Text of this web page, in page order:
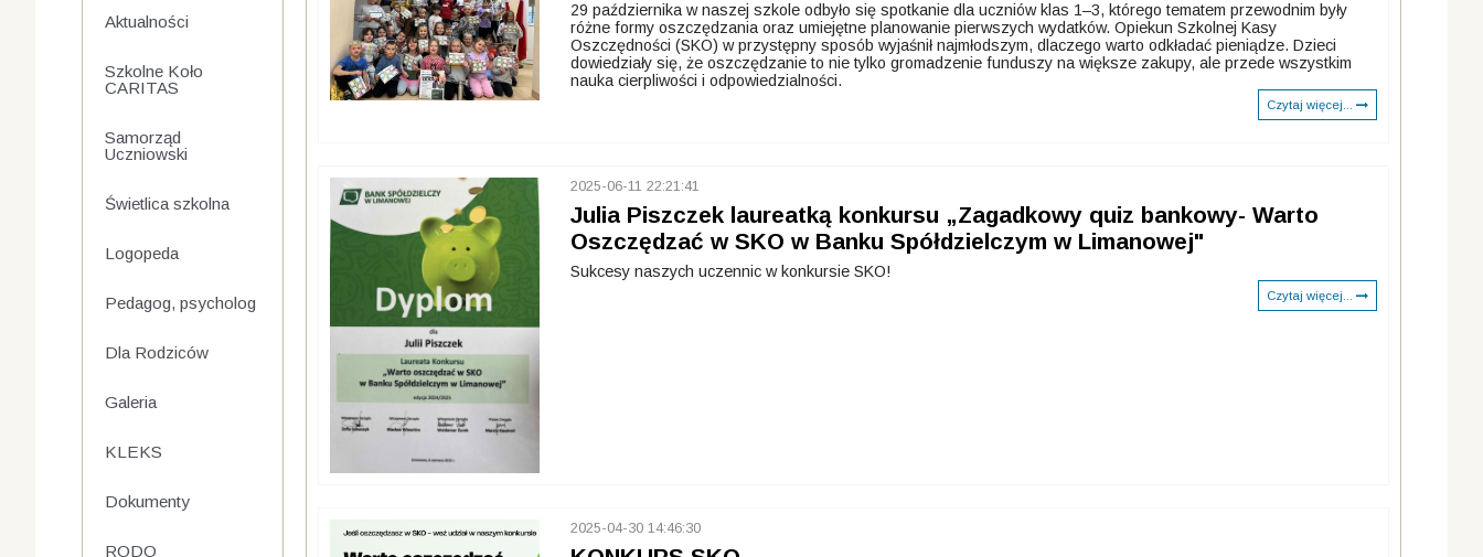
Aktualności
Szkolne Koło
CARITAS
Samorząd
Uczniowski
Świetlica szkolna
Logopeda
Pedagog, psycholog
Dla Rodziców
Galeria
KLEKS
Dokumenty
RODO
29 października w naszej szkole odbyło się spotkanie dla uczniów klas 1–3, którego tematem przewodnim były
różne formy oszczędzania oraz umiejętne planowanie pierwszych wydatków. Opiekun Szkolnej Kasy
Oszczędności (SKO) w przystępny sposób wyjaśnił najmłodszym, dlaczego warto odkładać pieniądze. Dzieci
dowiedziały się, że oszczędzanie to nie tylko gromadzenie funduszy na większe zakupy, ale przede wszystkim
nauka cierpliwości i odpowiedzialności.
Czytaj więcej...
2025-06-11 22:21:41
Julia Piszczek laureatką konkursu „Zagadkowy quiz bankowy- Warto
Oszczędzać w SKO w Banku Spółdzielczym w Limanowej"
Sukcesy naszych uczennic w konkursie SKO!
Czytaj więcej...
2025-04-30 14:46:30